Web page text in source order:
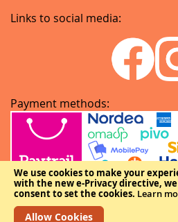
We use cookies to make your
with the new e-Privacy directive,
consent to set the cookies. Learn
Allow Cookies
Links to social media:
Payment methods:
Copyright © The Federation of